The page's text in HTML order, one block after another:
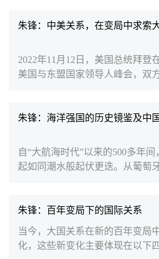
定后的判断和结论。如果进一步
酿成中美新对抗的危险前兆。对
斗争，另一方面中美关系不能被
化行动牵着鼻子走。2. 飞艇事件
朱锋：中美关系，在变局中求索
2022年11月12日，美国总统拜登
美国与东盟国家领导人峰会，双
下特点。首先，乌克兰危机没有
位战略关注，美国继续锁定中国
对手”，10月拜登政府发表的《
告和《美国国防战略》报告更是
朱锋：海洋强国的历史镜鉴及中
自“大航海时代”以来的500多年
起如同潮水般起伏更迭。从葡萄
起步和发展的历史，就是海洋经
更是经典的海洋强国兴衰起伏的
八次全国代表大会首次提出了海
强国首次成为中国特色社会主义
朱锋：百年变局下的国际关系
当今，大国关系在新的百年变局
化，这些新变化主要体现在以下